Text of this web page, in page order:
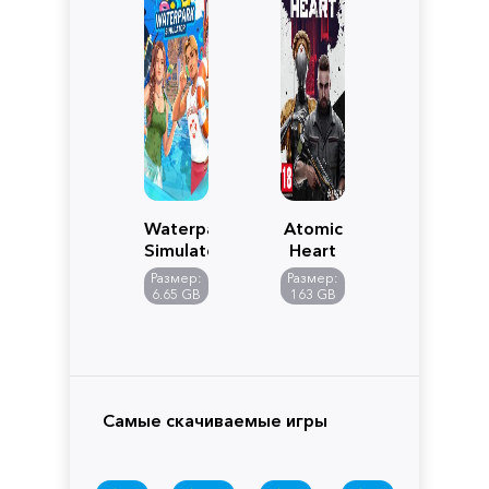
Waterpark
Simulator
Размер:
6.65 GB
Atomic
Heart
Размер:
163 GB
Самые скачиваемые игры